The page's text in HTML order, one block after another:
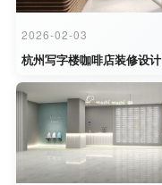
2026-02-03
杭州写字楼咖啡店装修设计